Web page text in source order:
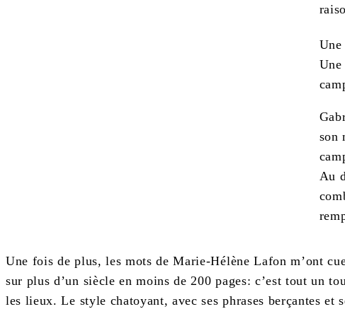
son
Au
Une fois de plus, les mots de Marie-Hélène Lafon m’ont
sur plus d’un siècle en moins de 200 pages: c’est tout un
les lieux. Le style chatoyant, avec ses phrases berçantes